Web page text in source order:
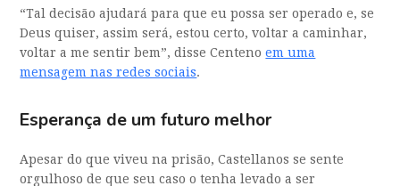
“Tal decisão ajudará para que eu possa ser operado e, se
Deus quiser, assim será, estou certo, voltar a caminhar,
voltar a me sentir bem”, disse Centenoem uma
mensagem nas redes sociais.
Esperança de um futuro melhor
Apesar do que viveu na prisão, Castellanos se sente
orgulhoso de que seu caso o tenha levado a ser